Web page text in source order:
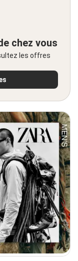
chez vous
les offres